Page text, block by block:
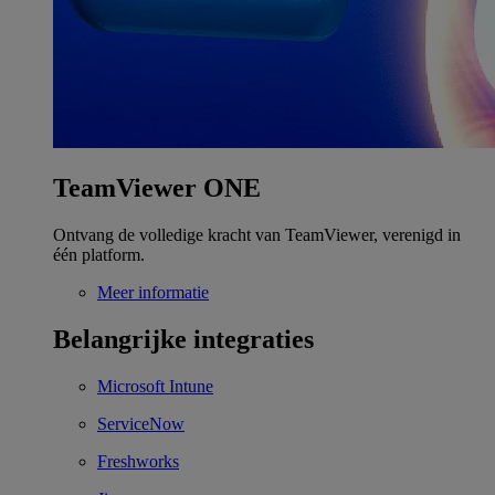
TeamViewer ONE
Ontvang de volledige kracht van TeamViewer, verenigd in
één platform.
Meer informatie
Belangrijke integraties
Microsoft Intune
ServiceNow
Freshworks